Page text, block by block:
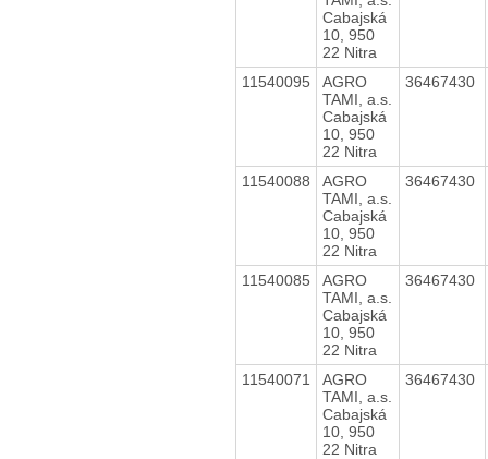
Cabajská
10, 950
22 Nitra
11540095
AGRO
TAMI, a.s.
Cabajská
10, 950
22 Nitra
36467430
11540088
AGRO
TAMI, a.s.
Cabajská
10, 950
22 Nitra
36467430
11540085
AGRO
TAMI, a.s.
Cabajská
10, 950
22 Nitra
36467430
11540071
AGRO
TAMI, a.s.
Cabajská
10, 950
22 Nitra
36467430